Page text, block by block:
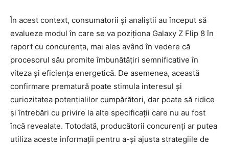
În acest context, consumatorii și analiștii au început să
evalueze modul în care se va poziționa Galaxy Z Flip 8 în
raport cu concurența, mai ales având în vedere că
procesorul său promite îmbunătățiri semnificative în
viteza și eficiența energetică. De asemenea, această
confirmare prematură poate stimula interesul și
curiozitatea potențialilor cumpărători, dar poate să ridice
și întrebări cu privire la alte specificații care nu au fost
încă revealate. Totodată, producătorii concurenți ar putea
utiliza aceste informații pentru a-și ajusta strategiile de